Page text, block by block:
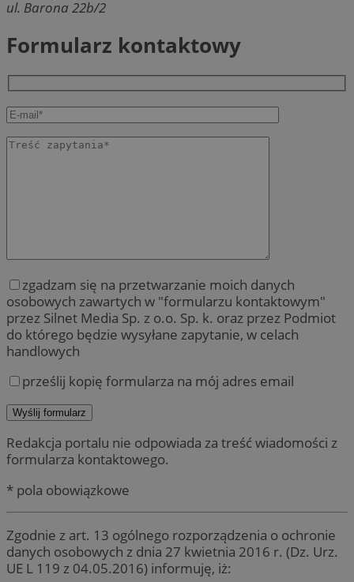
ul. Barona 22b/2
Formularz kontaktowy
zgadzam się na przetwarzanie moich danych
osobowych zawartych w "formularzu kontaktowym"
przez Silnet Media Sp. z o.o. Sp. k. oraz przez Podmiot
do którego będzie wysyłane zapytanie, w celach
handlowych
prześlij kopię formularza na mój adres email
Redakcja portalu nie odpowiada za treść wiadomości z
formularza kontaktowego.
* pola obowiązkowe
Zgodnie z art. 13 ogólnego rozporządzenia o ochronie
danych osobowych z dnia 27 kwietnia 2016 r. (Dz. Urz.
UE L 119 z 04.05.2016) informuję, iż: